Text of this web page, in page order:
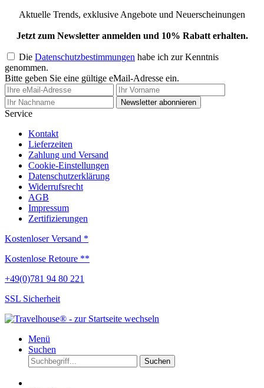
Aktuelle Trends, exklusive Angebote und Neuerscheinungen
Jetzt zum Newsletter anmelden und 10% Rabatt erhalten.
Die Datenschutzbestimmungen habe ich zur Kenntnis
genommen.
Bitte geben Sie eine gültige eMail-Adresse ein.
Newsletter abonnieren
Service
Kontakt
Lieferzeiten
Zahlung und Versand
Cookie-Einstellungen
Datenschutzerklärung
Widerrufsrecht
AGB
Impressum
Zertifizierungen
Kostenloser Versand *
Kostenlose Retoure **
+49(0)781 94 80 221
SSL Sicherheit
Menü
Suchen
Suchen